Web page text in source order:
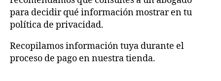
para decidir qué información mostrar en tu
política de privacidad.
Recopilamos información tuya durante el
proceso de pago en nuestra tienda.